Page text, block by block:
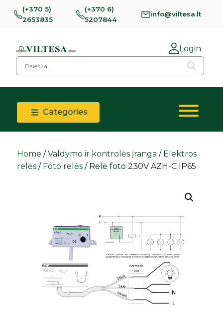
(+370 5)
2653835
(+370 6)
5207844
info@viltesa.lt
Login
Categories
Home /Valdymo ir kontrolės įranga / Elektros
relės / Foto relės / Relė foto 230V AZH-C IP65